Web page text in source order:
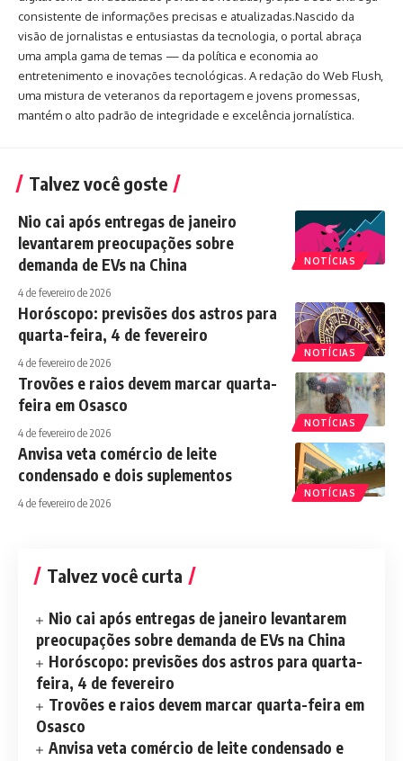
consistente de informações precisas e atualizadas.Nascido da
visão de jornalistas e entusiastas da tecnologia, o portal abraça
uma ampla gama de temas — da política e economia ao
entretenimento e inovações tecnológicas. A redação do Web Flush,
uma mistura de veteranos da reportagem e jovens promessas,
mantém o alto padrão de integridade e excelência jornalística.
Talvez você goste
NOTÍCIAS
Nio cai após entregas de janeiro
levantarem preocupações sobre
demanda de EVs na China
4 de fevereiro de 2026
NOTÍCIAS
Horóscopo: previsões dos astros para
quarta-feira, 4 de fevereiro
4 de fevereiro de 2026
NOTÍCIAS
Trovões e raios devem marcar quarta-
feira em Osasco
4 de fevereiro de 2026
NOTÍCIAS
Anvisa veta comércio de leite
condensado e dois suplementos
4 de fevereiro de 2026
Talvez você curta
Nio cai após entregas de janeiro levantarem
preocupações sobre demanda de EVs na China
Horóscopo: previsões dos astros para quarta-
feira, 4 de fevereiro
Trovões e raios devem marcar quarta-feira em
Osasco
Anvisa veta comércio de leite condensado e